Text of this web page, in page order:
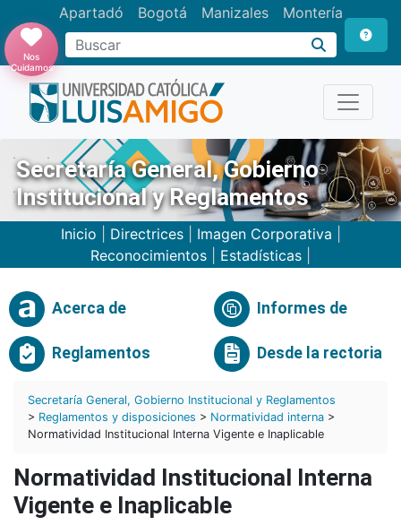
Apartadó Bogotá Manizales Montería
Buscar
Nos
Cuidamos
Secretaría General, Gobierno
Institucional y Reglamentos
Inicio Directrices| Imagen Corporativa
Reconocimientos
Estadísticas
Acerca de Informes de
Reglamentos Desde la rectoria
Secretaría General, Gobierno Institucional y Reglamentos
> Reglamentos y disposiciones > Normatividad interna >
Normatividad Institucional Interna Vigente e Inaplicable
Normatividad Institucional Interna
Vigente e Inaplicable